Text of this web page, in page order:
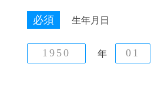
必須 生年月日
年